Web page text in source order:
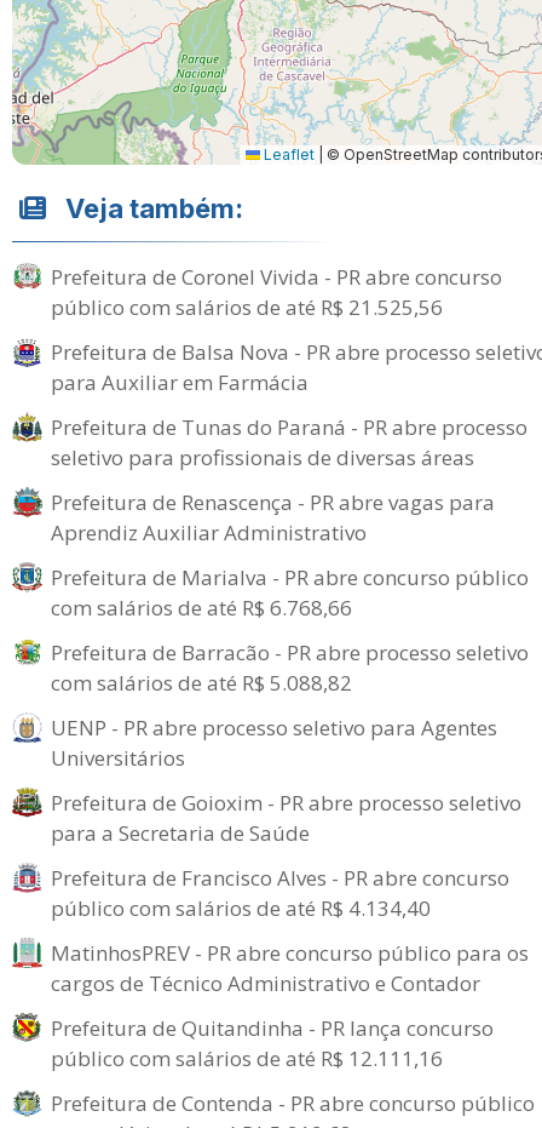
Leaflet © OpenStreetMap
Veja também:
Prefeitura de Coronel Vivida - PR abre concurso
público com salários de até R$ 21.525,56
Prefeitura de Balsa Nova - PR abre processo
para Auxiliar em Farmácia
Prefeitura de Tunas do Paraná - PR abre processo
seletivo para profissionais de diversas áreas
Prefeitura de Renascença - PR abre vagas para
Aprendiz Auxiliar Administrativo
Prefeitura de Marialva - PR abre concurso público
com salários de até R$ 6.768,66
Prefeitura de Barracão - PR abre processo seletivo
com salários de até R$ 5.088,82
UENP - PR abre processo seletivo para Agentes
Universitários
Prefeitura de Goioxim - PR abre processo seletivo
para a Secretaria de Saúde
Prefeitura de Francisco Alves - PR abre concurso
público com salários de até R$ 4.134,40
MatinhosPREV - PR abre concurso público para os
cargos de Técnico Administrativo e Contador
Prefeitura de Quitandinha - PR lança concurso
público com salários de até R$ 12.111,16
Prefeitura de Contenda - PR abre concurso público